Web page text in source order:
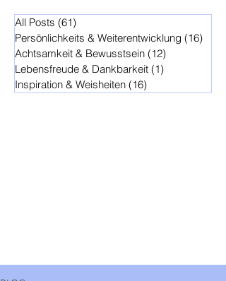
All Posts (61)
Persönlichkeits & Weiterentwicklung (16)
Achtsamkeit & Bewusstsein (12)
Lebensfreude & Dankbarkeit (1)
Inspiration & Weisheiten (16)